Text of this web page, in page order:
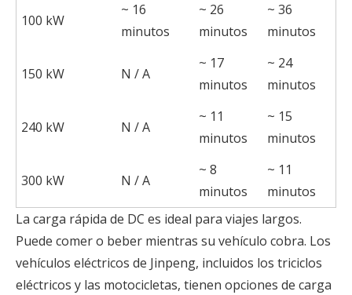
100 kW
~ 16
minutos
~ 26
minutos
~ 36
minutos
150 kW N / A
~ 17
minutos
~ 24
minutos
240 kW N / A
~ 11
minutos
~ 15
minutos
300 kW N / A
~ 8
minutos
~ 11
minutos
La carga rápida de DC es ideal para viajes largos.
Puede comer o beber mientras su vehículo cobra. Los
vehículos eléctricos de Jinpeng, incluidos los triciclos
eléctricos y las motocicletas, tienen opciones de carga